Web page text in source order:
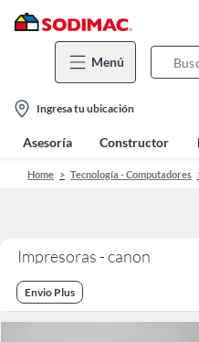
Menú
location-
icon
Ingresa tu ubicación
Asesoría Constructor
Home Tecnología - Computadores
Impresoras - canon
Envio Plus